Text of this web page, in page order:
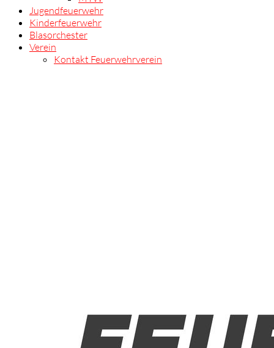
Jugendfeuerwehr
Kinderfeuerwehr
Blasorchester
Verein
Kontakt Feuerwehrverein